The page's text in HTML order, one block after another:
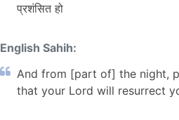
प्रशंसित हो
English Sahih:
And from [part of] the night,
that your Lord will resurrect